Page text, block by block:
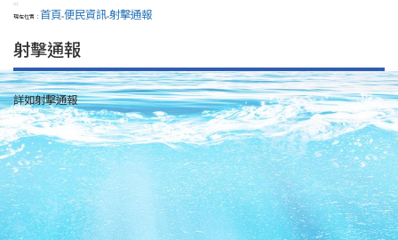
:::
現在位置： 首頁>便民資訊>射擊通報
射擊通報
詳如射擊通報